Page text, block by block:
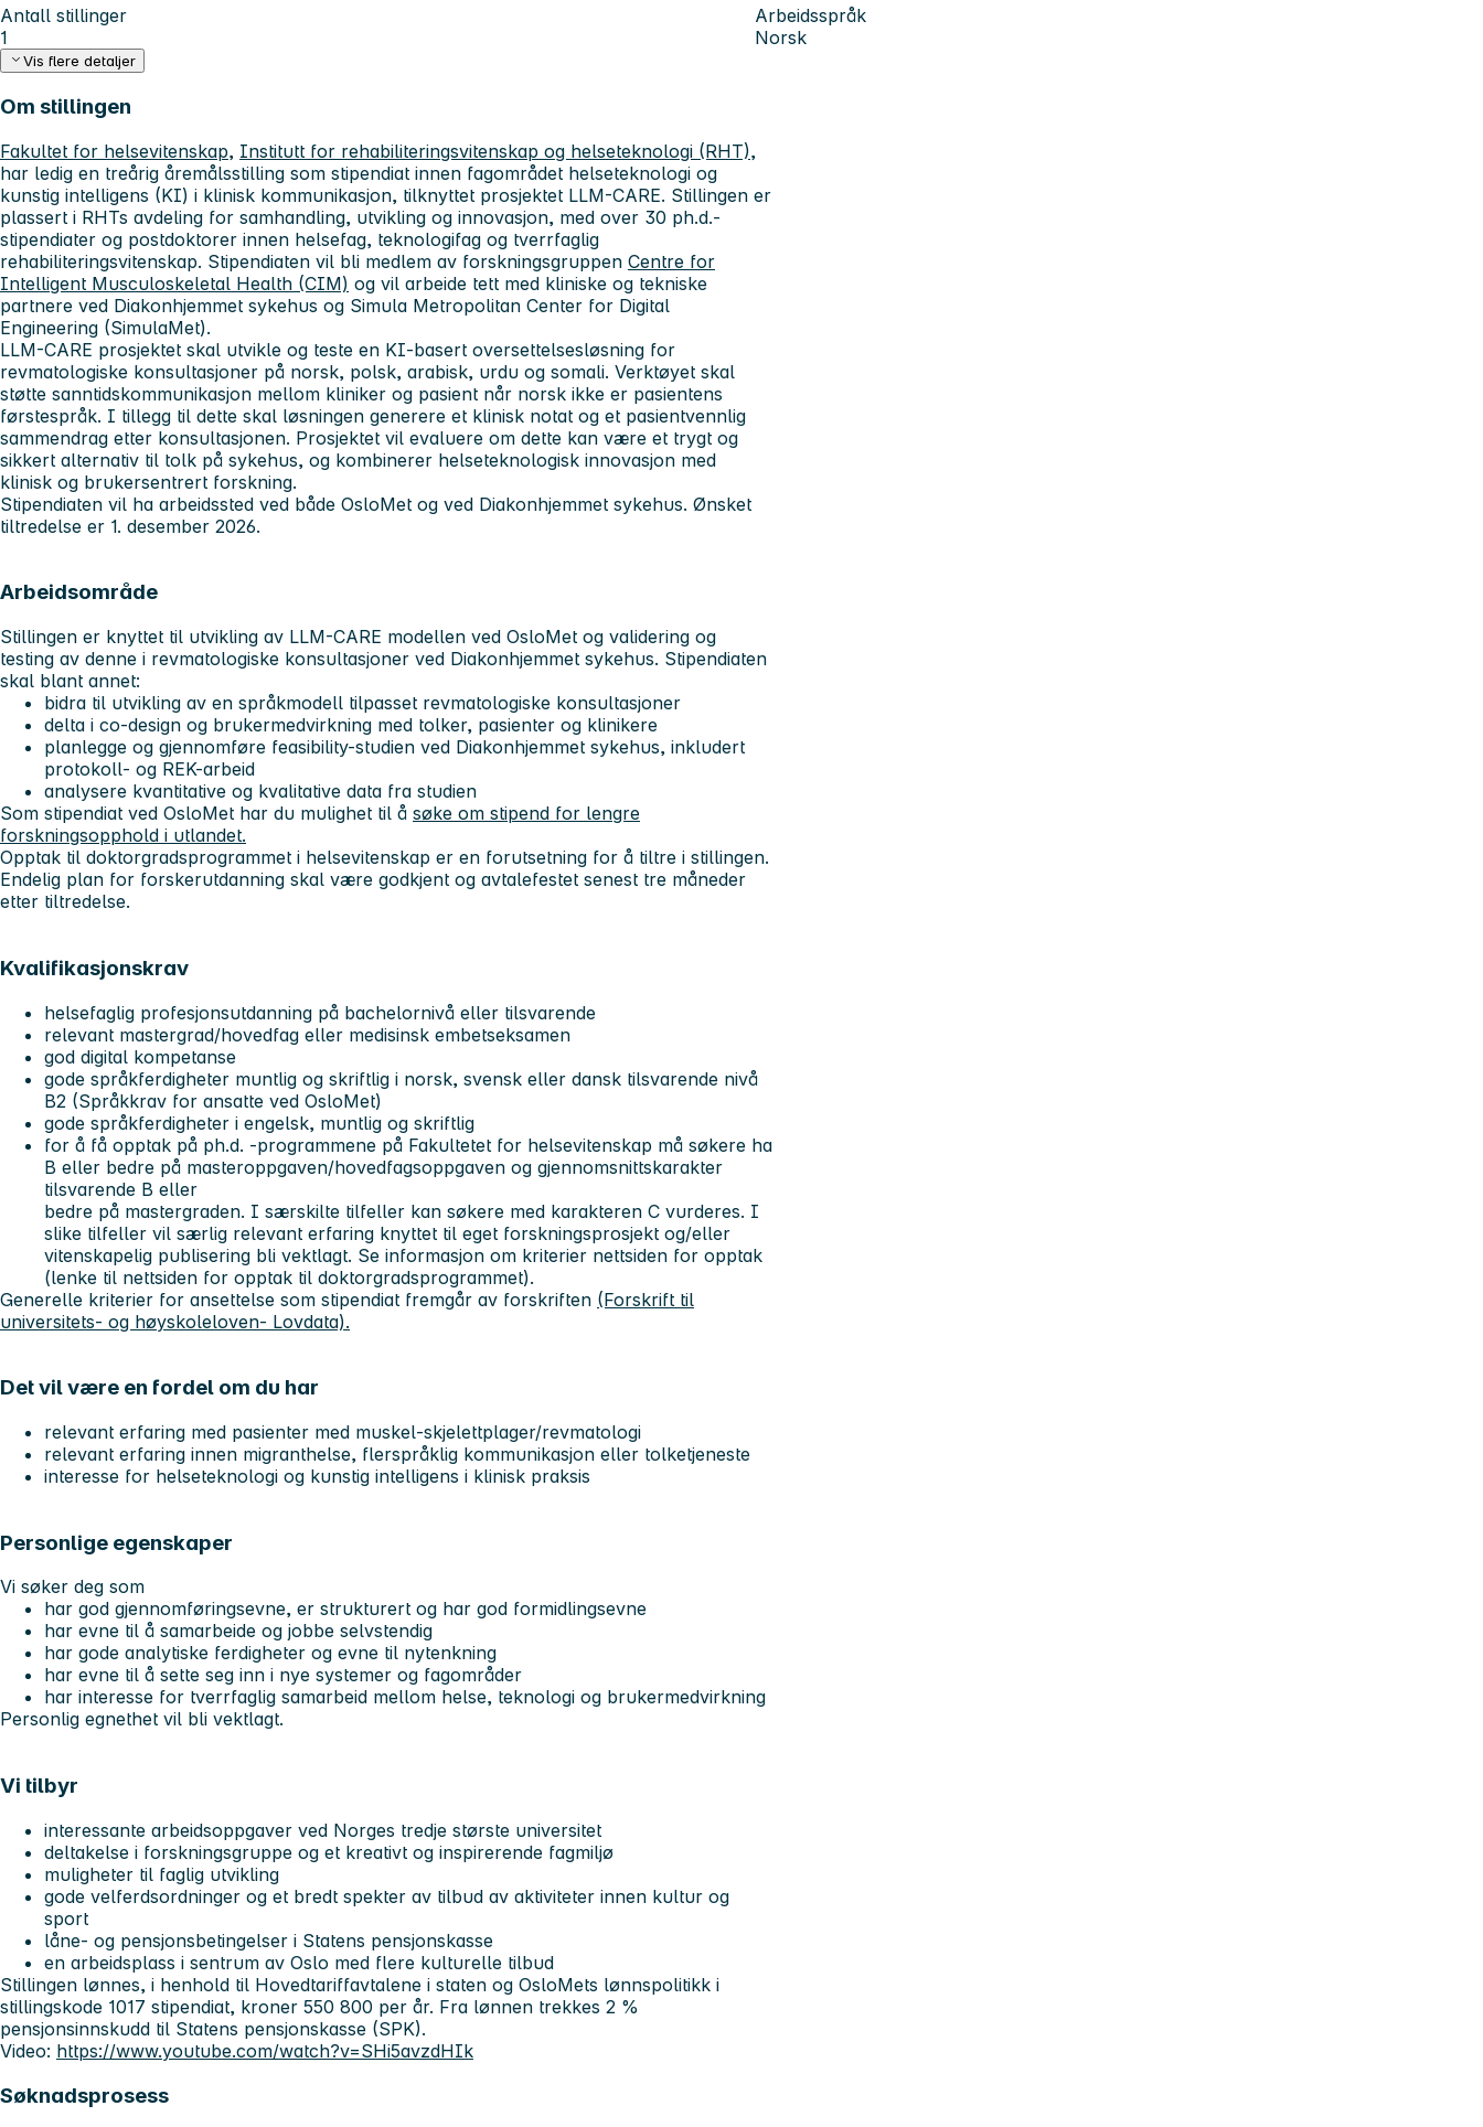
Antall stillinger
1
Arbeidsspråk
Norsk
Vis flere detaljer
Om stillingen
Fakultet for helsevitenskap, Institutt for rehabiliteringsvitenskap og helseteknologi (RHT),
har ledig en treårig åremålsstilling som stipendiat innen fagområdet helseteknologi og
kunstig intelligens (KI) i klinisk kommunikasjon, tilknyttet prosjektet LLM-CARE. Stillingen er
plassert i RHTs avdeling for samhandling, utvikling og innovasjon, med over 30 ph.d.-
stipendiater og postdoktorer innen helsefag, teknologifag og tverrfaglig
rehabiliteringsvitenskap. Stipendiaten vil bli medlem av forskningsgruppen Centre for
Intelligent Musculoskeletal Health (CIM) og vil arbeide tett med kliniske og tekniske
partnere ved Diakonhjemmet sykehus og Simula Metropolitan Center for Digital
Engineering (SimulaMet).
LLM-CARE prosjektet skal utvikle og teste en KI-basert oversettelsesløsning for
revmatologiske konsultasjoner på norsk, polsk, arabisk, urdu og somali. Verktøyet skal
støtte sanntidskommunikasjon mellom kliniker og pasient når norsk ikke er pasientens
førstespråk. I tillegg til dette skal løsningen generere et klinisk notat og et pasientvennlig
sammendrag etter konsultasjonen. Prosjektet vil evaluere om dette kan være et trygt og
sikkert alternativ til tolk på sykehus, og kombinerer helseteknologisk innovasjon med
klinisk og brukersentrert forskning.
Stipendiaten vil ha arbeidssted ved både OsloMet og ved Diakonhjemmet sykehus. Ønsket
tiltredelse er 1. desember 2026.
Arbeidsområde
Stillingen er knyttet til utvikling av LLM-CARE modellen ved OsloMet og validering og
testing av denne i revmatologiske konsultasjoner ved Diakonhjemmet sykehus. Stipendiaten
skal blant annet:
bidra til utvikling av en språkmodell tilpasset revmatologiske konsultasjoner
delta i co-design og brukermedvirkning med tolker, pasienter og klinikere
planlegge og gjennomføre feasibility-studien ved Diakonhjemmet sykehus, inkludert
protokoll- og REK-arbeid
analysere kvantitative og kvalitative data fra studien
Som stipendiat ved OsloMet har du mulighet til å søke om stipend for lengre
forskningsopphold i utlandet.
Opptak til doktorgradsprogrammet i helsevitenskap er en forutsetning for å tiltre i stillingen.
Endelig plan for forskerutdanning skal være godkjent og avtalefestet senest tre måneder
etter tiltredelse.
Kvalifikasjonskrav
helsefaglig profesjonsutdanning på bachelornivå eller tilsvarende
relevant mastergrad/hovedfag eller medisinsk embetseksamen
god digital kompetanse
gode språkferdigheter muntlig og skriftlig i norsk, svensk eller dansk tilsvarende nivå
B2 (Språkkrav for ansatte ved OsloMet)
gode språkferdigheter i engelsk, muntlig og skriftlig
for å få opptak på ph.d. -programmene på Fakultetet for helsevitenskap må søkere ha
B eller bedre på masteroppgaven/hovedfagsoppgaven og gjennomsnittskarakter
tilsvarende B eller
bedre på mastergraden. I særskilte tilfeller kan søkere med karakteren C vurderes. I
slike tilfeller vil særlig relevant erfaring knyttet til eget forskningsprosjekt og/eller
vitenskapelig publisering bli vektlagt. Se informasjon om kriterier nettsiden for opptak
(lenke til nettsiden for opptak til doktorgradsprogrammet).
Generelle kriterier for ansettelse som stipendiat fremgår av forskriften (Forskrift til
universitets- og høyskoleloven- Lovdata).
Det vil være en fordel om du har
relevant erfaring med pasienter med muskel-skjelettplager/revmatologi
relevant erfaring innen migranthelse, flerspråklig kommunikasjon eller tolketjeneste
interesse for helseteknologi og kunstig intelligens i klinisk praksis
Personlige egenskaper
Vi søker deg som
har god gjennomføringsevne, er strukturert og har god formidlingsevne
har evne til å samarbeide og jobbe selvstendig
har gode analytiske ferdigheter og evne til nytenkning
har evne til å sette seg inn i nye systemer og fagområder
har interesse for tverrfaglig samarbeid mellom helse, teknologi og brukermedvirkning
Personlig egnethet vil bli vektlagt.
Vi tilbyr
interessante arbeidsoppgaver ved Norges tredje største universitet
deltakelse i forskningsgruppe og et kreativt og inspirerende fagmiljø
muligheter til faglig utvikling
gode velferdsordninger og et bredt spekter av tilbud av aktiviteter innen kultur og
sport
låne- og pensjonsbetingelser i Statens pensjonskasse
en arbeidsplass i sentrum av Oslo med flere kulturelle tilbud
Stillingen lønnes, i henhold til Hovedtariffavtalene i staten og OsloMets lønnspolitikk i
stillingskode 1017 stipendiat, kroner 550 800 per år. Fra lønnen trekkes 2 %
pensjonsinnskudd til Statens pensjonskasse (SPK).
Video: https://www.youtube.com/watch?v=SHi5avzdHIk
Søknadsprosess